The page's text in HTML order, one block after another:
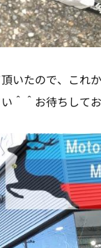
いたので、これ
＾＾お待ちして